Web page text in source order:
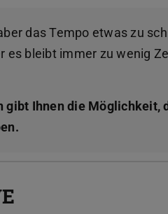
das Tempo etwas zu
es bleibt immer zu wenig
Ihnen die Möglichkeit,